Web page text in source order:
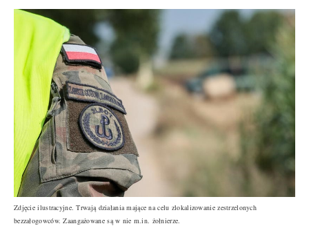
Zdjęcie ilustracyjne. Trwają działania mające na celu zlokalizowanie zestrzelonych
bezzałogowców. Zaangażowane są w nie m.in. żołnierze.